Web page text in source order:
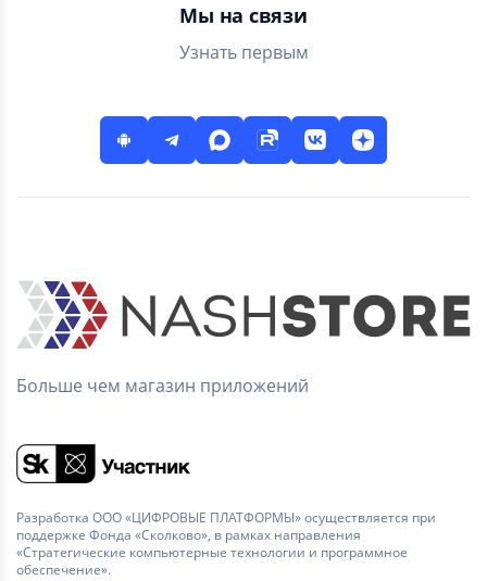
Мы на связи
Узнать первым
Больше чем магазин приложений
Разработка ООО «ЦИФРОВЫЕ ПЛАТФОРМЫ» осуществляется при
поддержке Фонда «Сколково», в рамках направления
«Стратегические компьютерные технологии и программное
обеспечение».